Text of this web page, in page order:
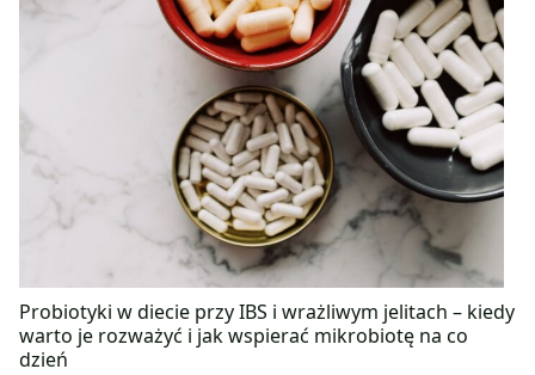
Probiotyki w diecie przy IBS i wrażliwym jelitach – kiedy
warto je rozważyć i jak wspierać mikrobiotę na co
dzień